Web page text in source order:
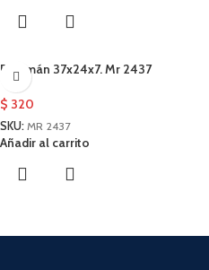
Rulemán 37x24x7. Mr 2437
$ 320
SKU: MR 2437
Añadir al carrito